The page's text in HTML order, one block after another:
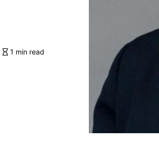
1 min read